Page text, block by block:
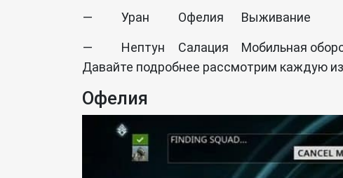
—
Уран Офелия Выживание
—
Нептун Салация Мобильная
Давайте подробнее рассмотрим каждую
Офелия